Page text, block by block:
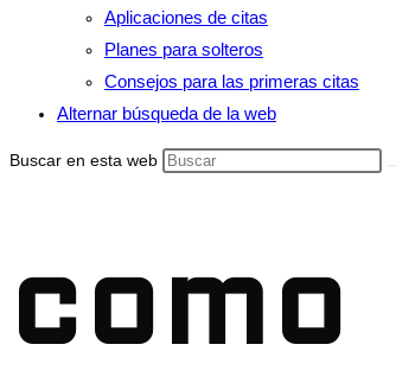
Aplicaciones de citas
Planes para solteros
Consejos para las primeras citas
Alternar búsqueda de la web
Buscar en esta web
como